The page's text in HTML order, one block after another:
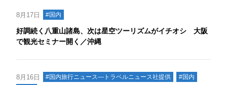
8月17日 #国内
好調続く八重山諸島、次は星空ツーリズムがイチオシ 大阪
で観光セミナー開く／沖縄
8月16日 #国内旅行ニュース―トラベルニュース社提供
#国内